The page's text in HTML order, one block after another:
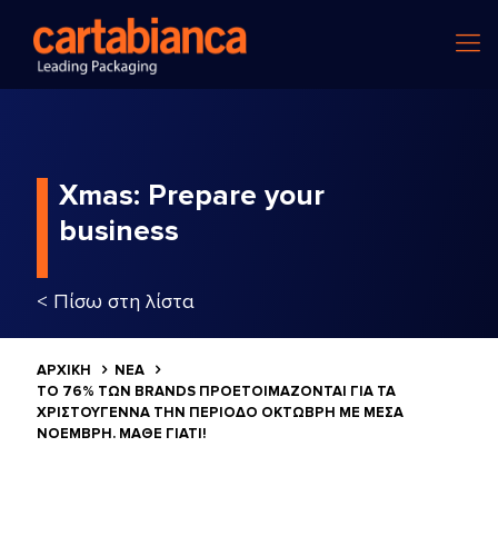
Xmas: Prepare your
business
< Πίσω στη λίστα
ΑΡΧΙΚΗ
ΝΕΑ
ΤΟ 76% ΤΩΝ BRANDS ΠΡΟΕΤΟΙΜΆΖΟΝΤΑΙ ΓΙΑ ΤΑ
ΧΡΙΣΤΟΎΓΕΝΝΑ ΤΗΝ ΠΕΡΊΟΔΟ ΟΚΤΏΒΡΗ ΜΕ ΜΈΣΑ
ΝΟΈΜΒΡΗ. ΜΆΘΕ ΓΙΑΤΊ!